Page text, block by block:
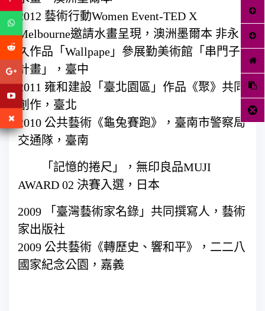
2012 藝術行動Women Event-TED X
Melbourne邀請水畫呈現，澳洲墨爾本 非永
久作品「Wallpape」參展勤美術館「串門子
計畫」，臺中
2011 雍和建設「臺北園區」作品《聚》共同
創作，臺北
2010 公共藝術《龜兔賽跑》，臺南市警察局
交通隊，臺南
「記憶的捲尺」，無印良品MUJI
AWARD 02 決賽入選，日本
2009 「臺灣藝術家名錄」共同撰寫人，藝術
家出版社
2009 公共藝術《轉歷史、響和平》，二二八
國家紀念公園，嘉義